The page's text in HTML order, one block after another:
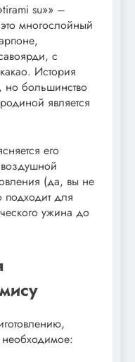
su»» –
многослойный
с
История
но большинство
является
его
(да, вы не
для
ужина до
необходимое: